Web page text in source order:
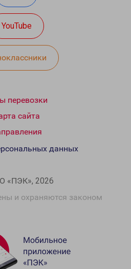
YouTube
перевозки
сайта
«ПЭК», 2026
и охраняются законом
данных